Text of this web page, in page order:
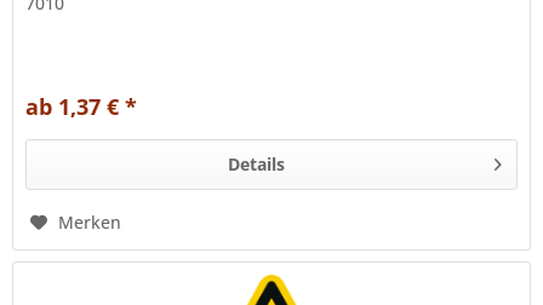
ab 1,37 € *
Details
Merken